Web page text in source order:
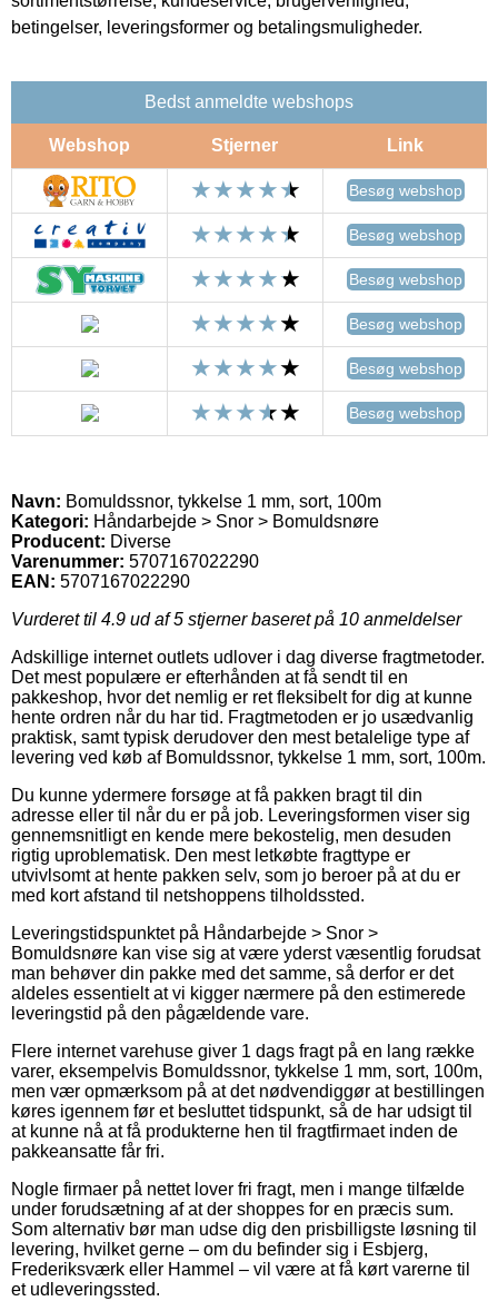
betingelser, leveringsformer og betalingsmuligheder.
Bedst anmeldte webshops
Webshop Stjerner Link
Besøg webshop
Besøg webshop
Besøg webshop
Besøg webshop
Besøg webshop
Besøg webshop
Navn: Bomuldssnor, tykkelse 1 mm, sort, 100m
Kategori: Håndarbejde > Snor > Bomuldsnøre
Producent: Diverse
Varenummer: 5707167022290
EAN: 5707167022290
Vurderet til 4.9 ud af 5 stjerner baseret på 10 anmeldelser
Adskillige internet outlets udlover i dag diverse fragtmetoder.
Det mest populære er efterhånden at få sendt til en
pakkeshop, hvor det nemlig er ret fleksibelt for dig at kunne
hente ordren når du har tid. Fragtmetoden er jo usædvanlig
praktisk, samt typisk derudover den mest betalelige type af
levering ved køb af Bomuldssnor, tykkelse 1 mm, sort, 100m.
Du kunne ydermere forsøge at få pakken bragt til din
adresse eller til når du er på job. Leveringsformen viser sig
gennemsnitligt en kende mere bekostelig, men desuden
rigtig uproblematisk. Den mest letkøbte fragttype er
utvivlsomt at hente pakken selv, som jo beroer på at du er
med kort afstand til netshoppens tilholdssted.
Leveringstidspunktet på Håndarbejde > Snor >
Bomuldsnøre kan vise sig at være yderst væsentlig forudsat
man behøver din pakke med det samme, så derfor er det
aldeles essentielt at vi kigger nærmere på den estimerede
leveringstid på den pågældende vare.
Flere internet varehuse giver 1 dags fragt på en lang række
varer, eksempelvis Bomuldssnor, tykkelse 1 mm, sort, 100m,
men vær opmærksom på at det nødvendiggør at bestillingen
køres igennem før et besluttet tidspunkt, så de har udsigt til
at kunne nå at få produkterne hen til fragtfirmaet inden de
pakkeansatte får fri.
Nogle firmaer på nettet lover fri fragt, men i mange tilfælde
under forudsætning af at der shoppes for en præcis sum.
Som alternativ bør man udse dig den prisbilligste løsning til
levering, hvilket gerne – om du befinder sig i Esbjerg,
Frederiksværk eller Hammel – vil være at få kørt varerne til
et udleveringssted.